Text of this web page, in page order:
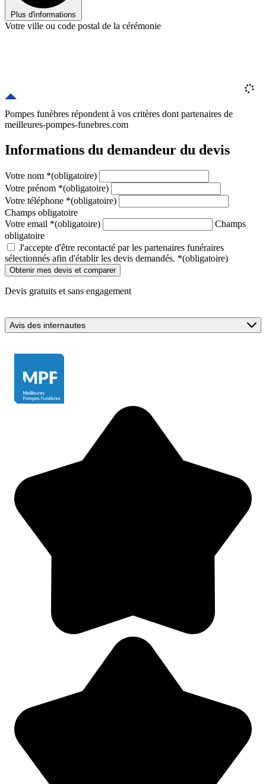
Plus d'informations
Votre ville ou code postal de la cérémonie
Pompes funèbres répondent à vos critères dont partenaires de
meilleures-pompes-funebres.com
Informations du demandeur du devis
Votre nom *(obligatoire)
Votre prénom *(obligatoire)
Votre téléphone *(obligatoire)
Champs obligatoire
Votre email *(obligatoire)
Champs
obligatoire
J'accepte d'être recontacté par les partenaires funéraires
sélectionnés afin d'établir les devis demandés. *(obligatoire)
Devis gratuits et sans engagement
Avis des internautes